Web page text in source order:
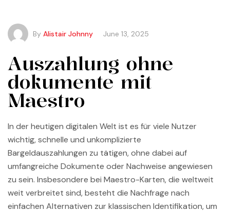
By Alistair Johnny June 13, 2025
Auszahlung ohne
dokumente mit
Maestro
In der heutigen digitalen Welt ist es für viele Nutzer
wichtig, schnelle und unkomplizierte
Bargeldauszahlungen zu tätigen, ohne dabei auf
umfangreiche Dokumente oder Nachweise angewiesen
zu sein. Insbesondere bei Maestro-Karten, die weltweit
weit verbreitet sind, besteht die Nachfrage nach
einfachen Alternativen zur klassischen Identifikation, um